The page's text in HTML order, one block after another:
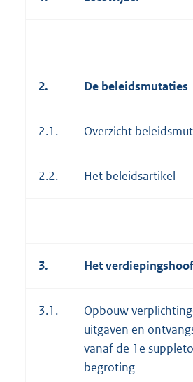
2. De beleidsmutaties
2.1. Overzicht
2.2. Het beleidsartikel
3. Het
3.1.
Opbouw
uitgaven en
vanaf de 1e
begroting